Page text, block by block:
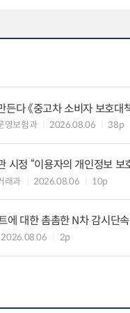
다 《중고차 소비자 보호대
영보험과 2026.08.06 38p
시정 “이용자의 개인정보 보
래과 2026.08.06 10p
에 대한 촘촘한 N차 감시단
2026.08.06 2p